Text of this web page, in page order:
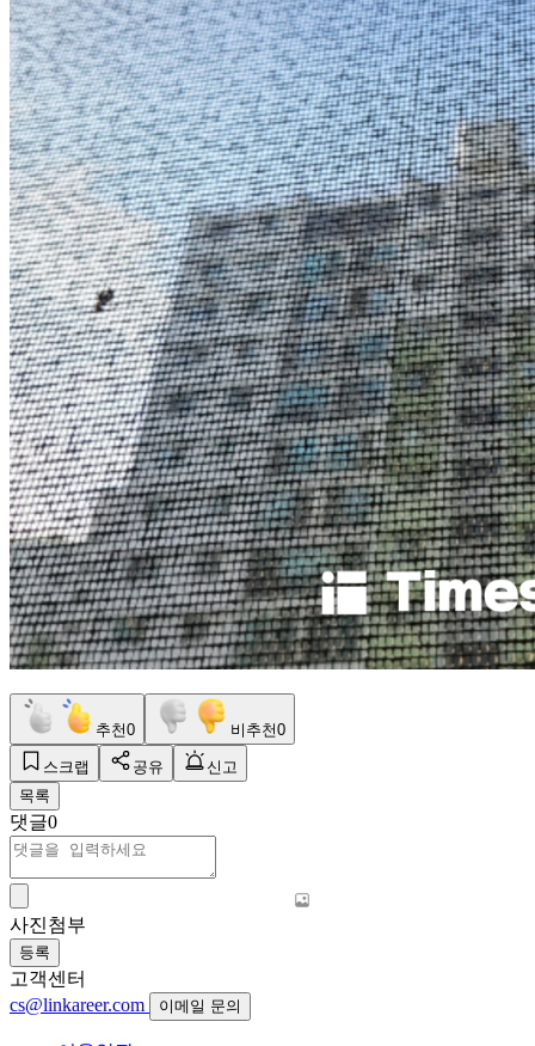
추천0 비추천0
스크랩 공유
신고
목록
댓글0
사진첨부
등록
고객센터
cs@linkareer.com
이메일 문의